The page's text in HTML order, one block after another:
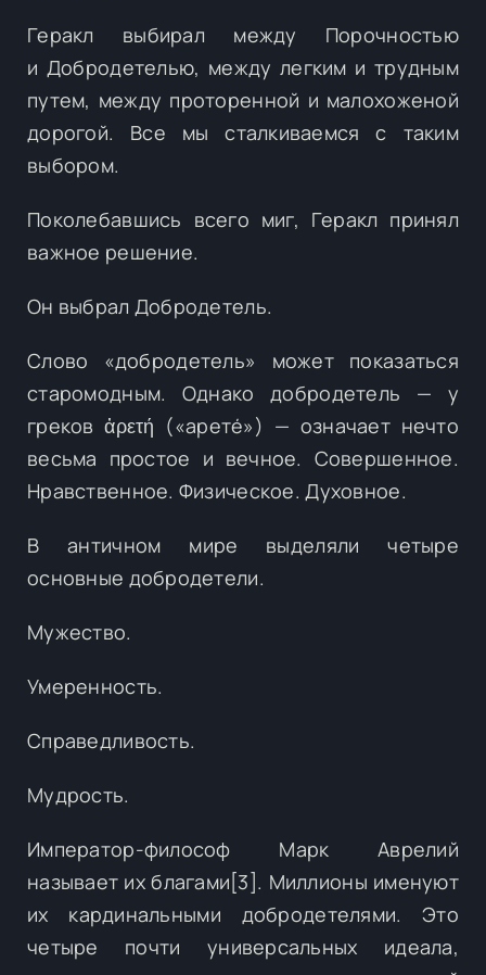
Геракл выбирал между Порочностью
и Добродетелью, между легким и трудным
путем, между проторенной и малохоженой
дорогой. Все мы сталкиваемся с таким
выбором.
Поколебавшись всего миг, Геракл принял
важное решение.
Он выбрал Добродетель.
Слово «добродетель» может показаться
старомодным. Однако добродетель — у
греков ἀρετή («аретé») — означает нечто
весьма простое и вечное. Совершенное.
Нравственное. Физическое. Духовное.
В античном мире выделяли четыре
основные добродетели.
Мужество.
Умеренность.
Справедливость.
Мудрость.
Император-философ Марк Аврелий
называет их благами[3]. Миллионы именуют
их кардинальными добродетелями. Это
четыре почти универсальных идеала,